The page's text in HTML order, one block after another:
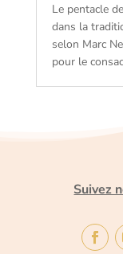
Le pentacle
dans la
selon Marc
pour le
Suivez